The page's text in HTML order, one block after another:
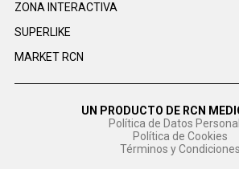
ZONA INTERACTIVA
SUPERLIKE
MARKET RCN
UN PRODUCTO DE RCN
Política de Datos
Política de Cookies
Términos y Condiciones